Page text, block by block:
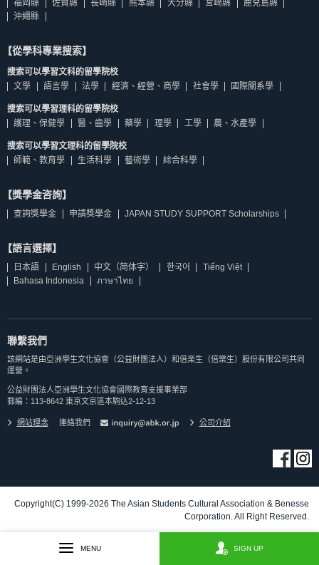
福岡縣
佐賀縣 長崎縣 熊本縣 大分縣 宮崎縣
鹿兒島縣
沖繩縣
【從學科專業搜索】
搜索可以學習文科的留學院校
文學
語言學 法學 經濟、經營、商學 社會學 國際關系學
搜索可以學習理科的留學院校
護理、保健學
醫、齒學 藥學 理學 工學 農、水產學
搜索可以學習文理科的留學院校
師範、教育學
生活科學 藝術學 綜合科學
【獎學金咨詢】
查詢獎學金 申請獎學金 JAPAN STUDY SUPPORT Scholarships
【語言選擇】
日本語 English 中文（简体字） 한국어
Tiếng Việt
Bahasa Indonesia
ภาษาไทย
聯繫我們
該網站是由亞洲學生文化協會（公益財團法人）和倍楽生（倍樂生）股份有限公司共同
運營。
公益財團法人亞洲學生文化協會國際教育支援事業部
郵編：113-8642 東京文京區本駒込2-12-13
網站理念 連絡我們 公司介紹
Copyright(C) 1999-2026 The Asian Students Cultural Association & Benesse
Corporation. All Right Reserved.
MENU SIGN UP